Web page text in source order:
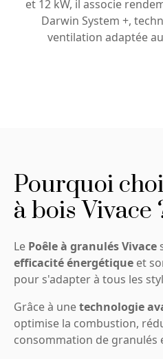
et 12 kW, il associe
Darwin System +,
ventilation adaptée
Pourquoi
à bois Vivace
Le Poêle à granulés Vivace
efficacité énergétique et
pour s'adapter à tous les
Grâce à unetechnologie
optimise la combustion,
consommation de granulés